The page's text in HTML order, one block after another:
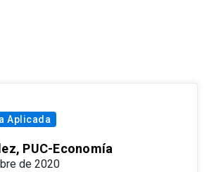
Aplicada
PUC-Economía
de 2020